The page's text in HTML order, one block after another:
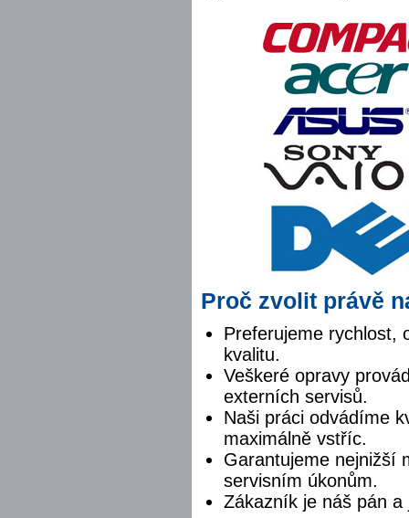
Proč zvolit právě
Preferujeme rychlost,
kvalitu.
Veškeré opravy
externích servisů.
Naši práci odvádíme
maximálně vstříc.
Garantujeme nejnižší
servisním úkonům.
Zákazník je náš pán